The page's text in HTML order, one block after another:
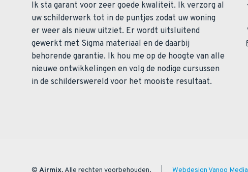
Ik sta garant voor zeer goede kwaliteit. Ik verzorg al
uw schilderwerk tot in de puntjes zodat uw woning
er weer als nieuw uitziet. Er wordt uitsluitend
gewerkt met Sigma materiaal en de daarbij
behorende garantie. Ik hou me op de hoogte van alle
nieuwe ontwikkelingen en volg de nodige cursussen
in de schilderswereld voor het mooiste resultaat.
© Airmix. Alle rechten voorbehouden. Webdesign Vanoo Media